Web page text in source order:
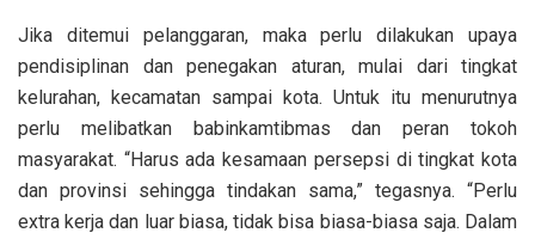
Jika ditemui pelanggaran, maka perlu dilakukan upaya
pendisiplinan dan penegakan aturan, mulai dari tingkat
kelurahan, kecamatan sampai kota. Untuk itu menurutnya
perlu melibatkan babinkamtibmas dan peran tokoh
masyarakat. “Harus ada kesamaan persepsi di tingkat kota
dan provinsi sehingga tindakan sama,” tegasnya. “Perlu
extra kerja dan luar biasa, tidak bisa biasa-biasa saja. Dalam